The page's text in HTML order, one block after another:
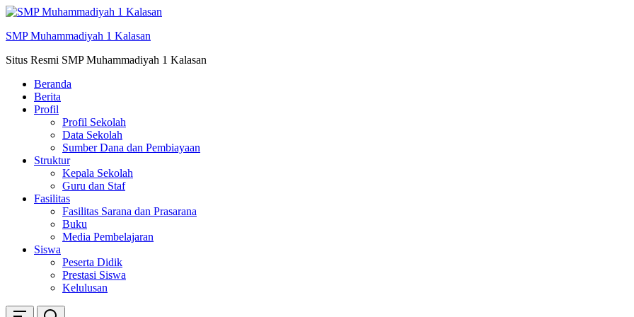
Skip
konten
SMP Muhammadiyah 1 Kalasan
Situs Resmi SMP Muhammadiyah 1 Kalasan
Beranda
Berita
Profil
Profil Sekolah
Data Sekolah
Sumber Dana dan Pembiayaan
Struktur
Kepala Sekolah
Guru dan Staf
Fasilitas
Fasilitas Sarana dan Prasarana
Buku
Media Pembelajaran
Siswa
Peserta Didik
Prestasi Siswa
Kelulusan